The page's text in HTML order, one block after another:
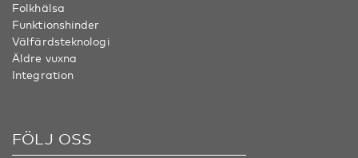
Folkhälsa
Funktionshinder
Välfärdsteknologi
Äldre vuxna
Integration
FÖLJ OSS